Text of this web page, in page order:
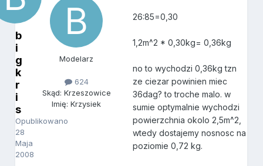
b
i
g
k
r
i
s
Opublikowano
28
Maja
2008
Modelarz
624
Skąd: Krzeszowice
Imię: Krzysiek
26:85=0,30
1,2m^2 * 0,30kg= 0,36kg
no to wychodzi 0,36kg tzn
ze ciezar powinien miec
36dag? to troche malo. w
sumie optymalnie wychodzi
powierzchnia okolo 2,5m^2,
wtedy dostajemy nosnosc na
poziomie 0,72 kg.